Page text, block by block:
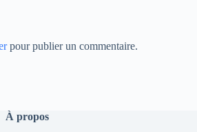
pour publier un commentaire.
À propos